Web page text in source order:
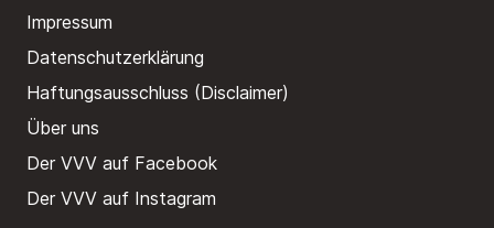
Impressum
Datenschutzerklärung
Haftungsausschluss (Disclaimer)
Über uns
Der VVV auf Facebook
Der VVV auf Instagram